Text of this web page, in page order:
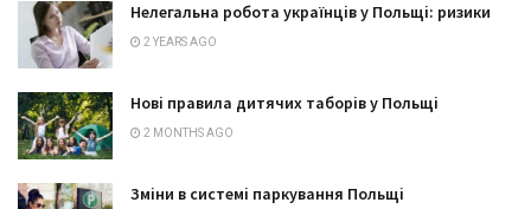
Нелегальна робота українців у Польщі: ризики
2 YEARS AGO
Нові правила дитячих таборів у Польщі
2 MONTHS AGO
Зміни в системі паркування Польщі